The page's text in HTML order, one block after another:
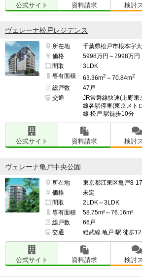
公式サイト 資料請求 検討
ヴェレーナ松戸レジデンス
所在地
千葉県松戸市根本字
価格
5998万円～7998万円
間取
3LDK
専有面積
63.36m2 ～70.84m2
総戸数
47戸
交通
JR常磐線快速(上野東
線各駅停車(東京メト
線 松戸 駅徒歩10分
公式サイト 資料請求 検討
ヴェレーナ亀戸中央公園
所在地
東京都江東区亀戸8-
価格
未定
間取
2LDK～3LDK
専有面積
58.75m²～76.16m²
総戸数
66戸
交通
総武線 亀戸 駅 徒歩
公式サイト 資料請求 検討